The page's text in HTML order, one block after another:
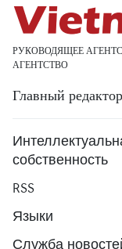
РУКОВОДЯЩЕЕ
АГЕНТСТВО
Главный
собственность
RSS
Языки
Служба